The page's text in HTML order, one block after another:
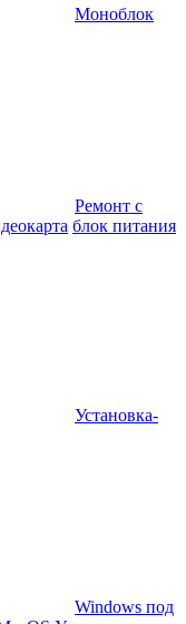
Моноблок
Ремонт с
блок питания
Установка-
Windows под